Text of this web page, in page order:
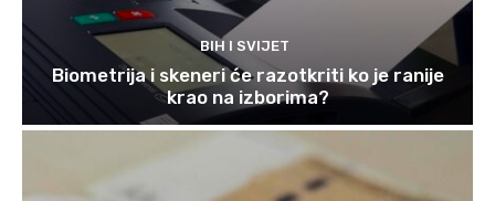
BIH I SVIJET
Biometrija i skeneri će razotkriti ko je ranije
krao na izborima?